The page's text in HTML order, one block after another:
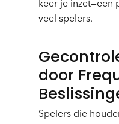
keer je inzet—een
veel spelers.
door
Spelers die